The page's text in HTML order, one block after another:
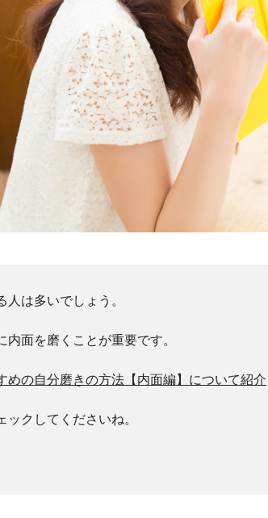
人は多いでしょう。
面を磨くことが重要です。
めの自分磨きの方法【内面編】について紹介
クしてくださいね。